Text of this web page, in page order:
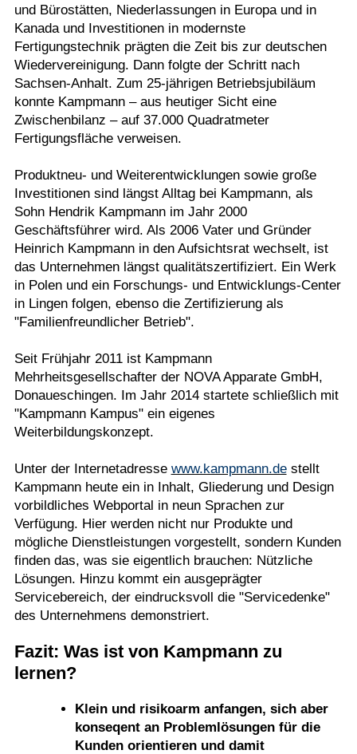
und Bürostätten, Niederlassungen in Europa und in
Kanada und Investitionen in modernste
Fertigungstechnik prägten die Zeit bis zur deutschen
Wiedervereinigung. Dann folgte der Schritt nach
Sachsen-Anhalt. Zum 25-jährigen Betriebsjubiläum
konnte Kampmann – aus heutiger Sicht eine
Zwischenbilanz – auf 37.000 Quadratmeter
Fertigungsfläche verweisen.
Produktneu- und Weiterentwicklungen sowie große
Investitionen sind längst Alltag bei Kampmann, als
Sohn Hendrik Kampmann im Jahr 2000
Geschäftsführer wird. Als 2006 Vater und Gründer
Heinrich Kampmann in den Aufsichtsrat wechselt, ist
das Unternehmen längst qualitätszertifiziert. Ein Werk
in Polen und ein Forschungs- und Entwicklungs-Center
in Lingen folgen, ebenso die Zertifizierung als
"Familienfreundlicher Betrieb".
Seit Frühjahr 2011 ist Kampmann
Mehrheitsgesellschafter der NOVA Apparate GmbH,
Donaueschingen. Im Jahr 2014 startete schließlich mit
"Kampmann Kampus" ein eigenes
Weiterbildungskonzept.
Unter der Internetadresse www.kampmann.destellt
Kampmann heute ein in Inhalt, Gliederung und Design
vorbildliches Webportal in neun Sprachen zur
Verfügung. Hier werden nicht nur Produkte und
mögliche Dienstleistungen vorgestellt, sondern Kunden
finden das, was sie eigentlich brauchen: Nützliche
Lösungen. Hinzu kommt ein ausgeprägter
Servicebereich, der eindrucksvoll die "Servicedenke"
des Unternehmens demonstriert.
Fazit: Was ist von Kampmann zu
lernen?
Klein und risikoarm anfangen, sich aber
konseqent an Problemlösungen für die
Kunden orientieren und damit